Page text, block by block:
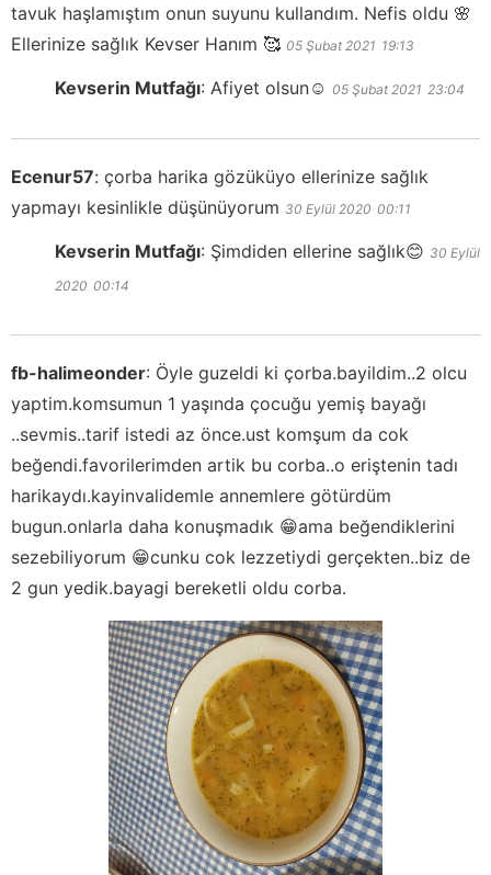
tavuk haşlamıştım onun suyunu kullandım. Nefis oldu 🌸
Ellerinize sağlık Kevser Hanım 🥰 05 Şubat 2021 19:13
Kevserin Mutfağı: Afiyet olsun☺️ 05 Şubat 2021 23:04
Ecenur57: çorba harika gözüküyo ellerinize sağlık
yapmayı kesinlikle düşünüyorum 30 Eylül 2020 00:11
Kevserin Mutfağı: Şimdiden ellerine sağlık😊 30 Eylül
2020 00:14
fb-halimeonder: Öyle guzeldi ki çorba.bayildim..2 olcu
yaptim.komsumun 1 yaşında çocuğu yemiş bayağı
..sevmis..tarif istedi az önce.ust komşum da cok
beğendi.favorilerimden artik bu corba..o eriştenin tadı
harikaydı.kayinvalidemle annemlere götürdüm
bugun.onlarla daha konuşmadık 😁ama beğendiklerini
sezebiliyorum 😁cunku cok lezzetiydi gerçekten..biz de
2 gun yedik.bayagi bereketli oldu corba.